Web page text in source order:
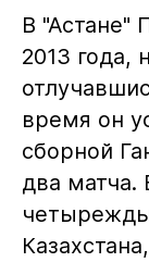
В "Астане"
2013 года,
время он
сборной
два матча.